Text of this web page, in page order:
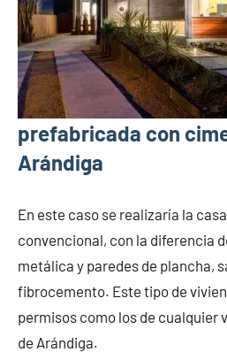
prefabricada con
Arándiga
En este caso se realizaría la
convencional, con la diferencia
metálica y paredes de plancha,
fibrocemento. Este tipo de
permisos como los de cualquier
de Arándiga.